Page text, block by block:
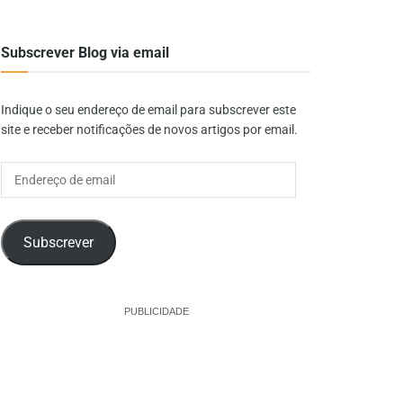
Subscrever Blog via email
Indique o seu endereço de email para subscrever este
site e receber notificações de novos artigos por email.
Subscrever
PUBLICIDADE